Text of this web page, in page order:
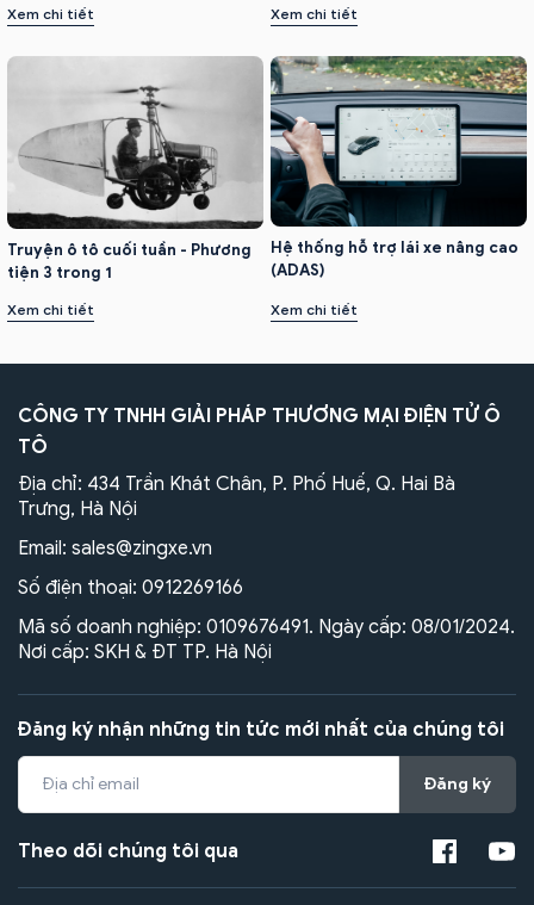
Xem chi tiết Xem chi tiết
Truyện ô tô cuối tuần - Phương
tiện 3 trong 1
Xem chi tiết
Hệ thống hỗ trợ lái xe nâng cao
(ADAS)
Xem chi tiết
CÔNG TY TNHH GIẢI PHÁP THƯƠNG MẠI ĐIỆN TỬ Ô
TÔ
Địa chỉ: 434 Trần Khát Chân, P. Phố Huế, Q. Hai Bà
Trưng, Hà Nội
Email: sales@zingxe.vn
Số điện thoại: 0912269166
Mã số doanh nghiệp: 0109676491. Ngày cấp: 08/01/2024.
Nơi cấp: SKH & ĐT TP. Hà Nội
Đăng ký nhận những tin tức mới nhất của chúng tôi
Đăng ký
Theo dõi chúng tôi qua